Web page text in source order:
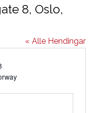
8, Oslo,
« Alle Hendingar